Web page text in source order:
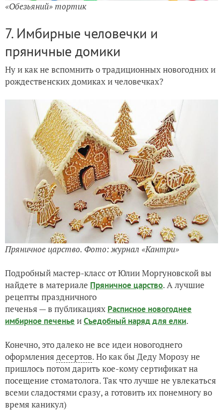
«Обезьяний» тортик
7. Имбирные человечки и
пряничные домики
Ну и как не вспомнить о традиционных новогодних и
рождественских домиках и человечках?
Пряничное царство. Фото: журнал «Кантри»
Подробный мастер-класс от Юлии Моргуновской вы
найдете в материале Пряничное царство. А лучшие
рецепты праздничного
печенья — в публикациях Расписное новогоднее
имбирное печенье иСъедобный наряд для елки.
Конечно, это далеко не все идеи новогоднего
оформлениядесертов. Но как бы Деду Морозу не
пришлось потом дарить кое-кому сертификат на
посещение стоматолога. Так что лучше не увлекаться
всеми сладостями сразу, а готовить их понемногу во
время каникул)